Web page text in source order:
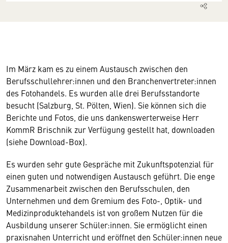
Im März kam es zu einem Austausch zwischen den
Berufsschullehrer:innen und den Branchenvertreter:innen
des Fotohandels. Es wurden alle drei Berufsstandorte
besucht (Salzburg, St. Pölten, Wien). Sie können sich die
Berichte und Fotos, die uns dankenswerterweise Herr
KommR Brischnik zur Verfügung gestellt hat, downloaden
(siehe Download-Box).
Es wurden sehr gute Gespräche mit Zukunftspotenzial für
einen guten und notwendigen Austausch geführt. Die enge
Zusammenarbeit zwischen den Berufsschulen, den
Unternehmen und dem Gremium des Foto-, Optik- und
Medizinproduktehandels ist von großem Nutzen für die
Ausbildung unserer Schüler:innen. Sie ermöglicht einen
praxisnahen Unterricht und eröffnet den Schüler:innen neue